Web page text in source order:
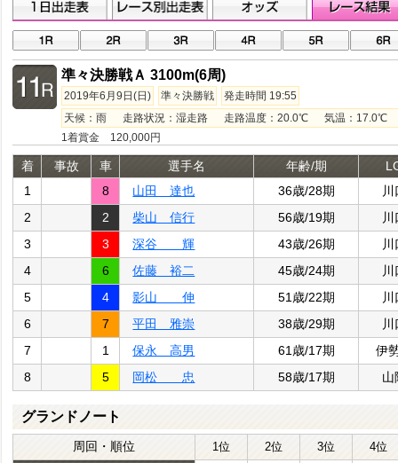
準々決勝戦Ａ 3100m(6周)
2019年6月9日(日) 準々決勝戦
発走時間 19:55
天候：雨 走路状況：湿走路 走路温度：20.0℃ 気温：17.0℃
1着賞金 120,000円
着 事故 車 選手名 年齢/期
1
8 山田 達也 36歳/28期
川
2
2 柴山 信行 56歳/19期
川
3
3 深谷 輝 43歳/26期
川
4
6 佐藤 裕二 45歳/24期
川
5
4 影山 伸 51歳/22期
川
6
7 平田 雅崇 38歳/29期
川
7
1 保永 高男 61歳/17期
伊
8
5 岡松 忠 58歳/17期 山
グランドノート
周回・順位 1位 2位 3位 4位